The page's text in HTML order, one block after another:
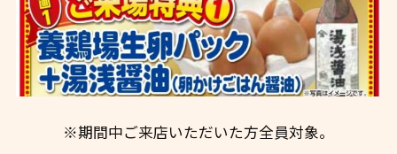
※期間中ご来店いただいた方全員対象。